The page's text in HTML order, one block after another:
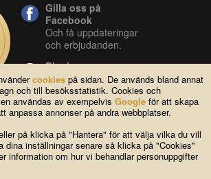
cookies på sidan. De används bland annat
och till besöksstatistik. Cookies och
användas av exempelvis Google för att skapa
anpassa annonser på andra webbplatser.
på klicka på "Hantera" för att välja vilka du vill
dina inställningar senare så klicka på "Cookies"
information om hur vi behandlar personuppgifter
Gilla oss på
Facebook
Och få uppdateringar
och erbjudanden.
Blocket
Vår butik på blocket.
YouTube
Se våra produkter live
© 2004-2026 Lagsidan AB